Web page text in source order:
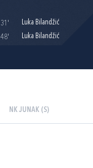
31'
Luka Bilandžić
48'
Luka Bilandžić
NK JUNAK (S)